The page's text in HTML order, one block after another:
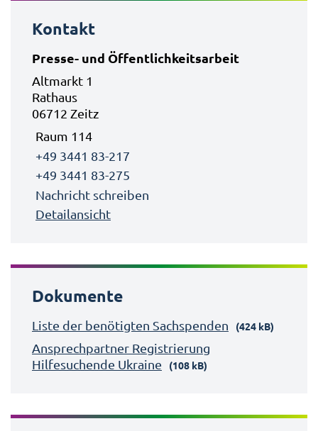
Kontakt
Presse- und Öffentlichkeitsarbeit
Altmarkt 1
Rathaus
06712 Zeitz
Raum 114
+49 3441 83-217
+49 3441 83-275
Nachricht schreiben
Detailansicht
Dokumente
Liste der benötigten Sachspenden (424 kB)
Ansprechpartner Registrierung
Hilfesuchende Ukraine
(108 kB)